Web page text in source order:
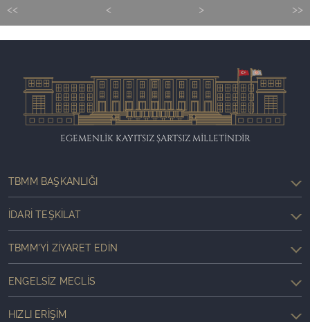
<< < > >>
EGEMENLİK KAYITSIZ ŞARTSIZ MİLLETİNDİR
TBMM BAŞKANLIĞI
İDARI TEŞKILAT
TBMM'YI ZIYARET EDIN
ENGELSIZ MECLIS
HIZLI ERIŞIM